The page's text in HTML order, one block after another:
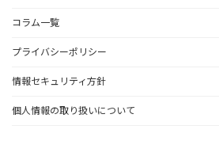
コラム一覧
プライバシーポリシー
情報セキュリティ方針
個人情報の取り扱いについて